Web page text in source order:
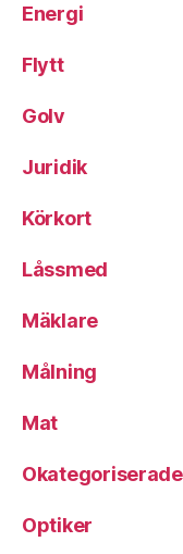
Energi
Flytt
Golv
Juridik
Körkort
Låssmed
Mäklare
Målning
Mat
Okategoriserade
Optiker